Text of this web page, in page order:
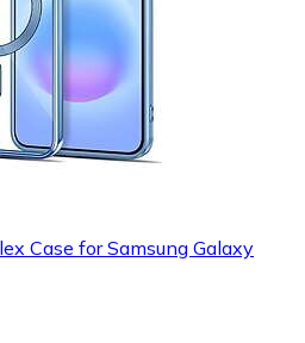
Case for Samsung Galaxy